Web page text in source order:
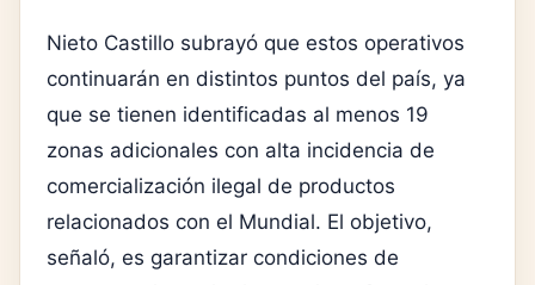
Nieto Castillo subrayó que estos operativos
continuarán en distintos puntos del país, ya
que se tienen identificadas al menos 19
zonas adicionales con alta incidencia de
comercialización ilegal de productos
relacionados con el Mundial. El objetivo,
señaló, es garantizar condiciones de